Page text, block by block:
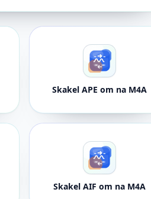
Skakel APE om na M4A
Skakel AIF om na M4A